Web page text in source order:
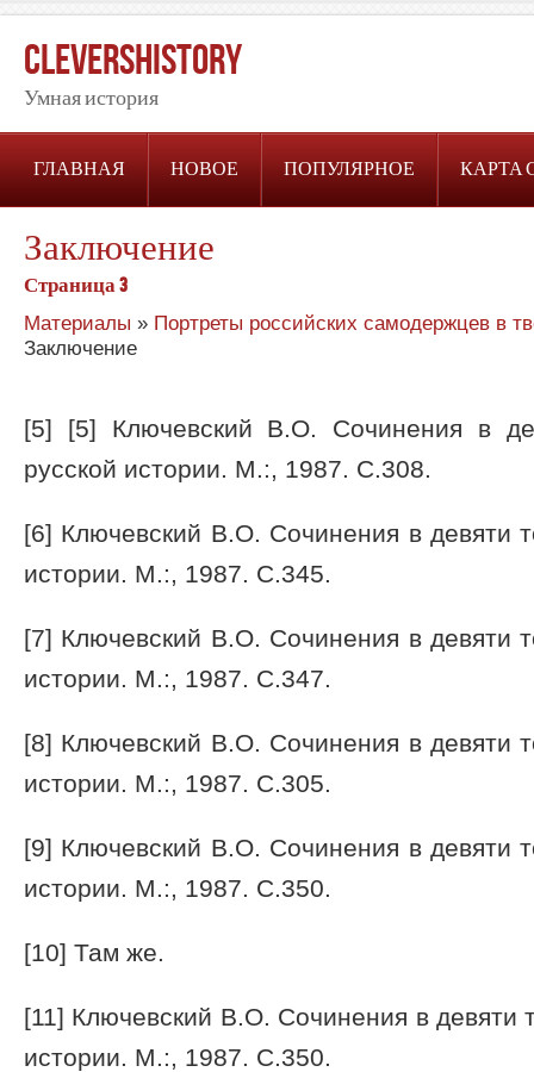
CleversHistory
Умная история
ГЛАВНАЯ НОВОЕ ПОПУЛЯРНОЕ КАРТА
Заключение
Страница 3
Материалы » Портреты российских самодержцев в
Заключение
[5] [5] Ключевский В.О. Сочинения в
русской истории. М.:, 1987. С.308.
[6] Ключевский В.О. Сочинения в девяти
истории. М.:, 1987. С.345.
[7] Ключевский В.О. Сочинения в девяти
истории. М.:, 1987. С.347.
[8] Ключевский В.О. Сочинения в девяти
истории. М.:, 1987. С.305.
[9] Ключевский В.О. Сочинения в девяти
истории. М.:, 1987. С.350.
[10] Там же.
[11] Ключевский В.О. Сочинения в девяти
истории. М.:, 1987. С.350.